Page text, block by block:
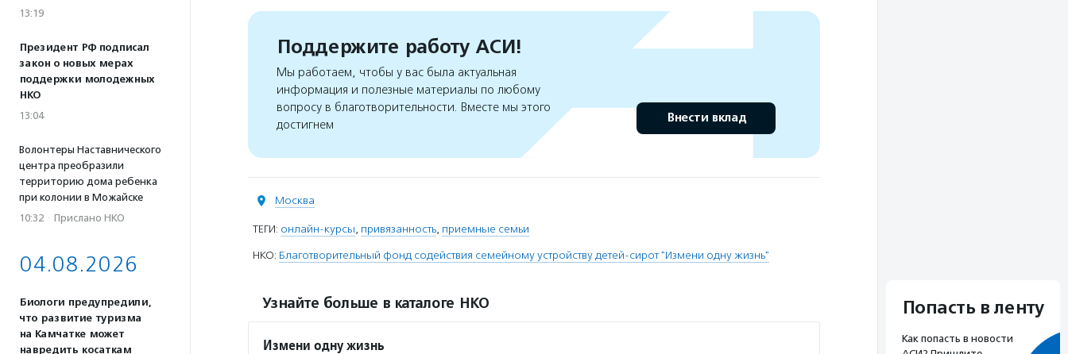
13:19
Президент РФ подписал
закон о новых мерах
поддержки молодежных
НКО
13:04
Волонтеры Наставнического
центра преобразили
территорию дома ребенка
при колонии в Можайске
10:32 · Прислано НКО
04.08.2026
Биологи предупредили,
что развитие туризма
на Камчатке может
навредить косаткам
Поддержите работу АСИ!
Мы работаем, чтобы у вас была актуальная
информация и полезные материалы по любому
вопросу в благотворительности. Вместе мы этого
достигнем
Внести вклад
Москва
ТЕГИ: онлайн-курсы, привязанность, приемные семьи
НКО: Благотворительный фонд содействия семейному устройству детей-сирот "Измени одну жизнь"
Узнайте больше в каталоге НКО
Измени одну жизнь
Попасть в ленту
Как попасть в новости